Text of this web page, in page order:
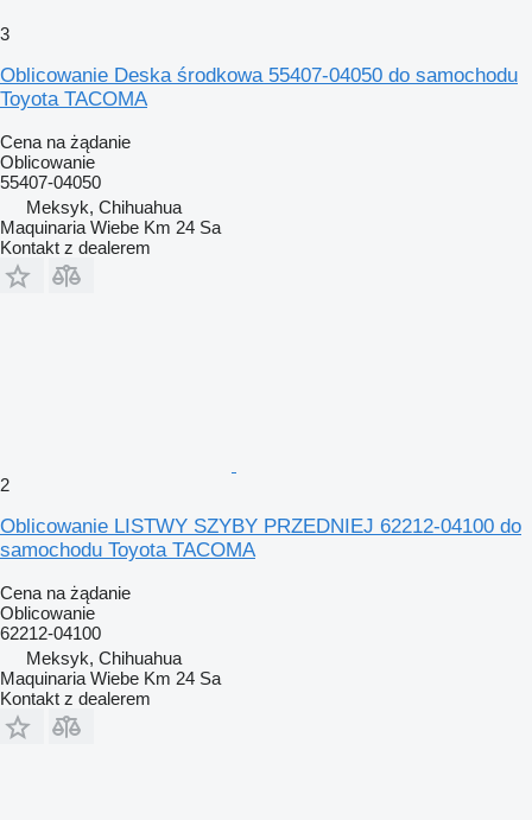
3
Oblicowanie Deska środkowa 55407-04050 do samochodu
Toyota TACOMA
Cena na żądanie
Oblicowanie
55407-04050
Meksyk, Chihuahua
Maquinaria Wiebe Km 24 Sa
Kontakt z dealerem
2
Oblicowanie LISTWY SZYBY PRZEDNIEJ 62212-04100 do
samochodu Toyota TACOMA
Cena na żądanie
Oblicowanie
62212-04100
Meksyk, Chihuahua
Maquinaria Wiebe Km 24 Sa
Kontakt z dealerem